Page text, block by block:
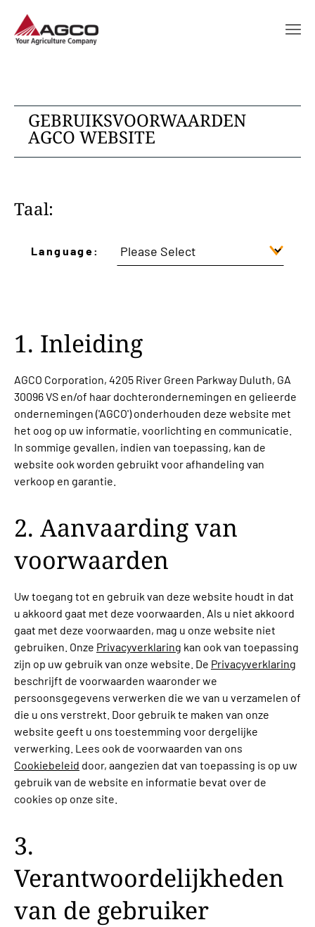
GEBRUIKSVOORWAARDEN
AGCO WEBSITE
Taal:
Language:
1. Inleiding
AGCO Corporation, 4205 River Green Parkway Duluth, GA
30096 VS en/of haar dochterondernemingen en gelieerde
ondernemingen ('AGCO') onderhouden deze website met
het oog op uw informatie, voorlichting en communicatie.
In sommige gevallen, indien van toepassing, kan de
website ook worden gebruikt voor afhandeling van
verkoop en garantie.
2. Aanvaarding van
voorwaarden
Uw toegang tot en gebruik van deze website houdt in dat
u akkoord gaat met deze voorwaarden. Als u niet akkoord
gaat met deze voorwaarden, mag u onze website niet
gebruiken. Onze Privacyverklaring kan ook van toepassing
zijn op uw gebruik van onze website. De Privacyverklaring
beschrijft de voorwaarden waaronder we
persoonsgegevens verwerken die we van u verzamelen of
die u ons verstrekt. Door gebruik te maken van onze
website geeft u ons toestemming voor dergelijke
verwerking. Lees ook de voorwaarden van ons
Cookiebeleid door, aangezien dat van toepassing is op uw
gebruik van de website en informatie bevat over de
cookies op onze site.
3.
Verantwoordelijkheden
van de gebruiker